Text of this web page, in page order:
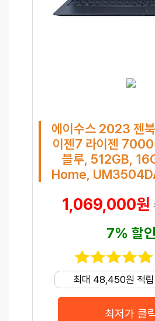
에이수스 2023 젠
이젠7 라이젠 7000
블루, 512GB,
Home,
1,069,000원
7% 할인
최대 48,450원 적립
최저가 클